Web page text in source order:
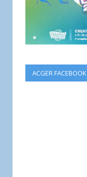
ACGER FACEBOOK